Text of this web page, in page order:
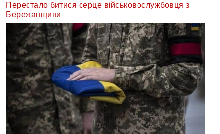
Перестало битися серце військовослужбовця з
Бережанщини